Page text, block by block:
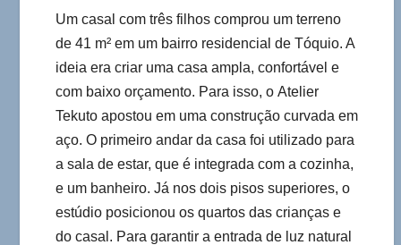
Um casal com três filhos comprou um terreno
de 41 m² em um bairro residencial de Tóquio. A
ideia era criar uma casa ampla, confortável e
com baixo orçamento. Para isso, o Atelier
Tekuto apostou em uma construção curvada em
aço. O primeiro andar da casa foi utilizado para
a sala de estar, que é integrada com a cozinha,
e um banheiro. Já nos dois pisos superiores, o
estúdio posicionou os quartos das crianças e
do casal. Para garantir a entrada de luz natural